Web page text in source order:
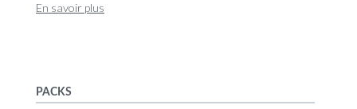
En savoir plus
PACKS